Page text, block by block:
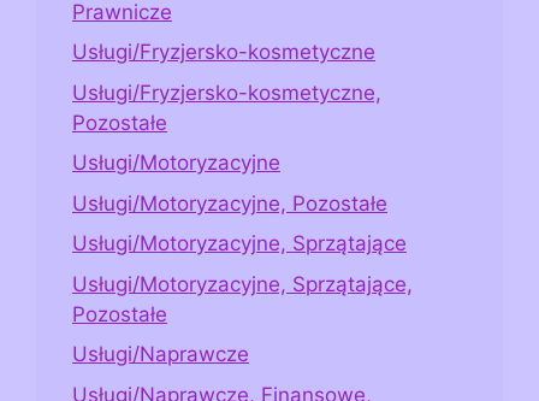
Prawnicze
Usługi/Fryzjersko-kosmetyczne
Usługi/Fryzjersko-kosmetyczne,
Pozostałe
Usługi/Motoryzacyjne
Usługi/Motoryzacyjne, Pozostałe
Usługi/Motoryzacyjne, Sprzątające
Usługi/Motoryzacyjne, Sprzątające,
Pozostałe
Usługi/Naprawcze
Usługi/Naprawcze, Finansowe,